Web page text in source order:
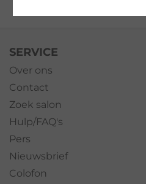
SERVICE
Over ons
Contact
Zoek salon
Hulp/FAQ's
Pers
Nieuwsbrief
Colofon